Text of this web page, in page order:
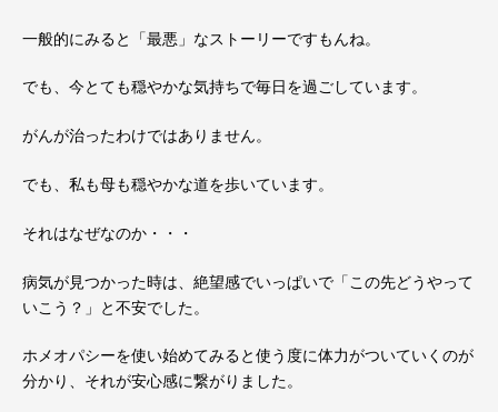
一般的にみると「最悪」なストーリーですもんね。
でも、今とても穏やかな気持ちで毎日を過ごしています。
がんが治ったわけではありません。
でも、私も母も穏やかな道を歩いています。
それはなぜなのか・・・
病気が見つかった時は、絶望感でいっぱいで「この先どうやって
いこう？」と不安でした。
ホメオパシーを使い始めてみると使う度に体力がついていくのが
分かり、それが安心感に繋がりました。